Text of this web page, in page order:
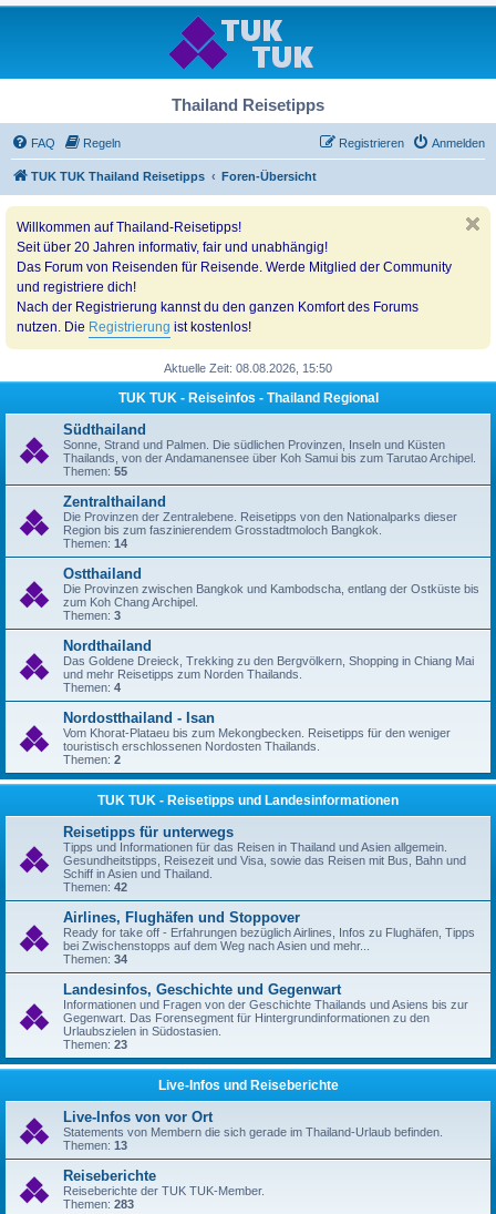
Thailand Reisetipps
FAQ Regeln Anmelden
Registrieren
TUK TUK Thailand Reisetipps Foren-Übersicht
Willkommen auf Thailand-Reisetipps!
Seit über 20 Jahren informativ, fair und unabhängig!
Das Forum von Reisenden für Reisende. Werde Mitglied der Community
und registriere dich!
Nach der Registrierung kannst du den ganzen Komfort des Forums
nutzen. Die Registrierung ist kostenlos!
Aktuelle Zeit: 08.08.2026, 15:50
TUK TUK - Reiseinfos - Thailand Regional
Südthailand
Sonne, Strand und Palmen. Die südlichen Provinzen, Inseln und Küsten
Thailands, von der Andamanensee über Koh Samui bis zum Tarutao Archipel.
Themen: 55
Zentralthailand
Die Provinzen der Zentralebene. Reisetipps von den Nationalparks dieser
Region bis zum faszinierendem Grosstadtmoloch Bangkok.
Themen: 14
Ostthailand
Die Provinzen zwischen Bangkok und Kambodscha, entlang der Ostküste bis
zum Koh Chang Archipel.
Themen: 3
Nordthailand
Das Goldene Dreieck, Trekking zu den Bergvölkern, Shopping in Chiang Mai
und mehr Reisetipps zum Norden Thailands.
Themen: 4
Nordostthailand - Isan
Vom Khorat-Plataeu bis zum Mekongbecken. Reisetipps für den weniger
touristisch erschlossenen Nordosten Thailands.
Themen: 2
TUK TUK - Reisetipps und Landesinformationen
Reisetipps für unterwegs
Tipps und Informationen für das Reisen in Thailand und Asien allgemein.
Gesundheitstipps, Reisezeit und Visa, sowie das Reisen mit Bus, Bahn und
Schiff in Asien und Thailand.
Themen: 42
Airlines, Flughäfen und Stoppover
Ready for take off - Erfahrungen bezüglich Airlines, Infos zu Flughäfen, Tipps
bei Zwischenstopps auf dem Weg nach Asien und mehr...
Themen: 34
Landesinfos, Geschichte und Gegenwart
Informationen und Fragen von der Geschichte Thailands und Asiens bis zur
Gegenwart. Das Forensegment für Hintergrundinformationen zu den
Urlaubszielen in Südostasien.
Themen: 23
Live-Infos und Reiseberichte
Live-Infos von vor Ort
Statements von Membern die sich gerade im Thailand-Urlaub befinden.
Themen: 13
Reiseberichte
Reiseberichte der TUK TUK-Member.
Themen: 283